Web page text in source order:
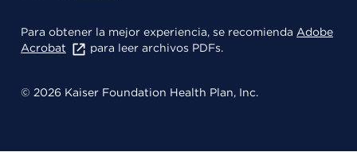
Para obtener la mejor experiencia, se recomienda Adobe
Acrobat
para leer archivos PDFs.
© 2026 Kaiser Foundation Health Plan, Inc.